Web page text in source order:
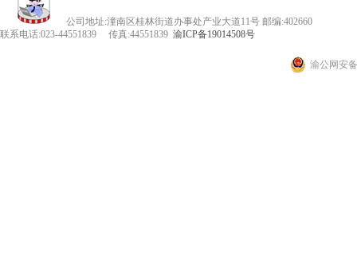
公司地址:潼南区桂林街道办事处产业大道11号 邮编:402660
联系电话:023-44551839 传真:44551839 渝ICP备19014508号
渝公网安